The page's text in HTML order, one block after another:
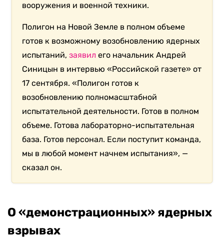
вооружения и военной техники.
Полигон на Новой Земле в полном объеме
готов к возможному возобновлению ядерных
испытаний,заявил его начальник Андрей
Синицын в интервью «Российской газете» от
17 сентября. «Полигон готов к
возобновлению полномасштабной
испытательной деятельности. Готов в полном
объеме. Готова лабораторно-испытательная
база. Готов персонал. Если поступит команда,
мы в любой момент начнем испытания», —
сказал он.
О «демонстрационных» ядерных
взрывах